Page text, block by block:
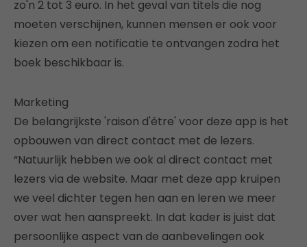
zo'n 2 tot 3 euro. In het geval van titels die nog
moeten verschijnen, kunnen mensen er ook voor
kiezen om een notificatie te ontvangen zodra het
boek beschikbaar is.
Marketing
De belangrijkste 'raison d'être' voor deze app is het
opbouwen van direct contact met de lezers.
“Natuurlijk hebben we ook al direct contact met
lezers via de website. Maar met deze app kruipen
we veel dichter tegen hen aan en leren we meer
over wat hen aanspreekt. In dat kader is juist dat
persoonlijke aspect van de aanbevelingen ook